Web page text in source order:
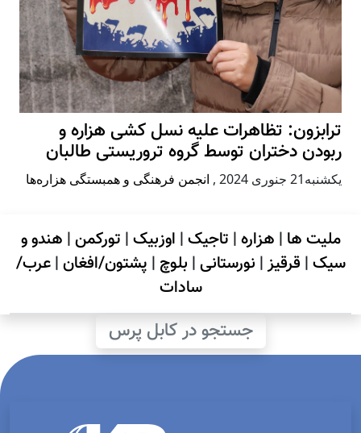
ترابزون: تظاهرات علیه نسل کشی هزاره و
ربودن دختران توسط گروه تروریستی طالبان
يكشنبه21 جنوری 2024 , انجمن فرهنگی و همبستگی هزاره‌ها
ملیت ها | هزاره| تاجیک| اوزبیک| تورکمن| هندو و
سیک| قرقیز| نورستانی| بلوچ | پشتون/افغان|عرب/
سادات
جستجو در کابل پرس